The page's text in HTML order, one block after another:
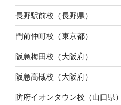
長野駅前校（長野県）
門前仲町校（東京都）
阪急梅田校（大阪府）
阪急高槻校（大阪府）
防府イオンタウン校（山口県）